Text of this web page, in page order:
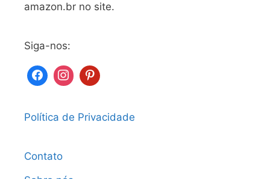
amazon.br no site.
Siga-nos:
Política de Privacidade
Contato